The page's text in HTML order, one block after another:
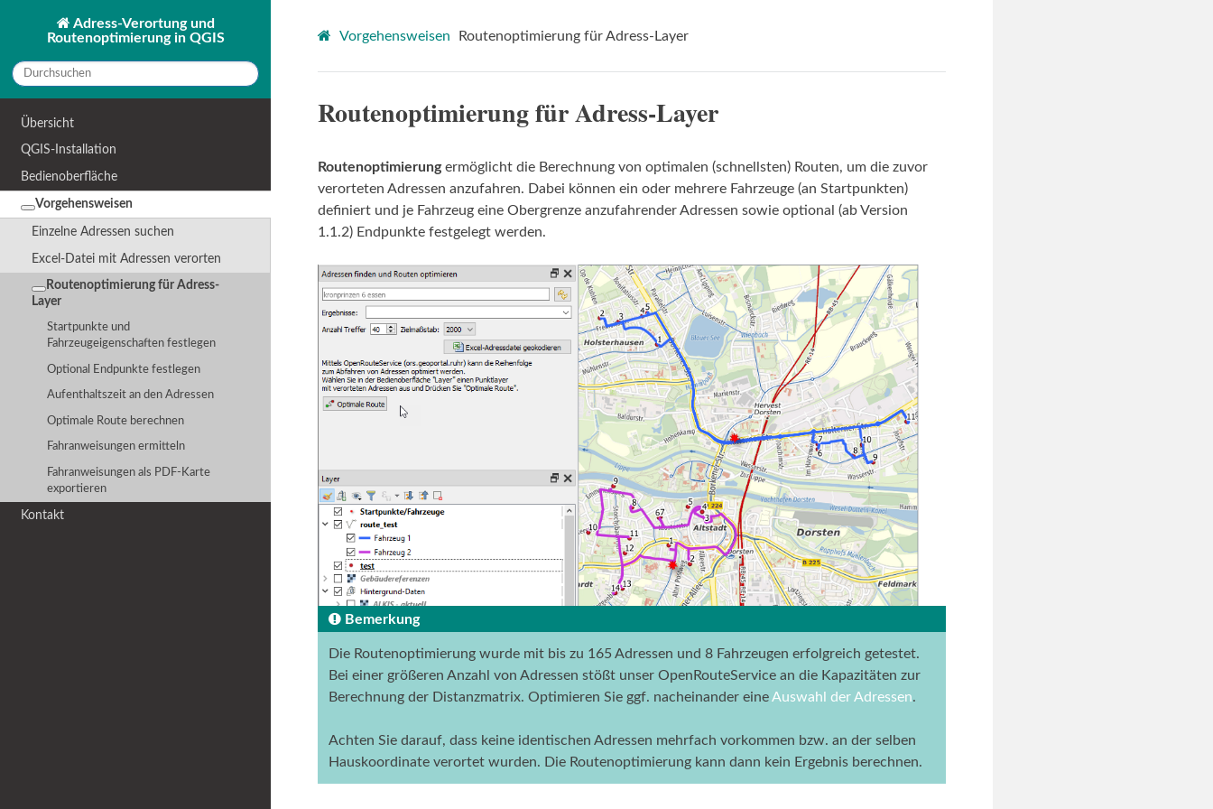
Adress-Verortung und
Routenoptimierung in QGIS
Übersicht
QGIS-Installation
Bedienoberfläche
Vorgehensweisen
Einzelne Adressen suchen
Excel-Datei mit Adressen verorten
Routenoptimierung für Adress-
Layer
Startpunkte und
Fahrzeugeigenschaften festlegen
Optional Endpunkte festlegen
Aufenthaltszeit an den Adressen
Optimale Route berechnen
Fahranweisungen ermitteln
Fahranweisungen als PDF-Karte
exportieren
Kontakt
Vorgehensweisen Routenoptimierung für Adress-Layer
Routenoptimierung für Adress-Layer
Routenoptimierungermöglicht die Berechnung von optimalen (schnellsten) Routen, um die zuvor
verorteten Adressen anzufahren. Dabei können ein oder mehrere Fahrzeuge (an Startpunkten)
definiert und je Fahrzeug eine Obergrenze anzufahrender Adressen sowie optional (ab Version
1.1.2) Endpunkte festgelegt werden.
Bemerkung
Die Routenoptimierung wurde mit bis zu 165 Adressen und 8 Fahrzeugen erfolgreich getestet.
Bei einer größeren Anzahl von Adressen stößt unser OpenRouteService an die Kapazitäten zur
Berechnung der Distanzmatrix. Optimieren Sie ggf. nacheinander eineAuswahl der Adressen.
Achten Sie darauf, dass keine identischen Adressen mehrfach vorkommen bzw. an der selben
Hauskoordinate verortet wurden. Die Routenoptimierung kann dann kein Ergebnis berechnen.